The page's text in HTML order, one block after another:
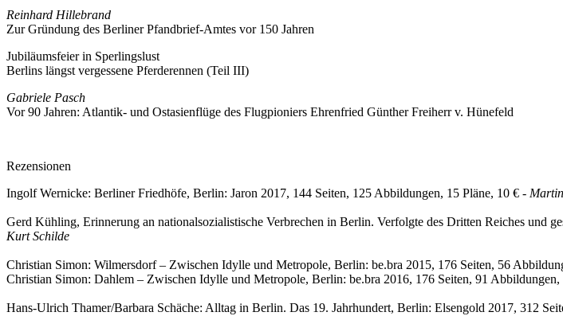
Reinhard Hillebrand
Zur Gründung des Berliner Pfandbrief-Amtes vor 150 Jahren
Jubiläumsfeier in Sperlingslust
Berlins längst vergessene Pferderennen (Teil III)
Gabriele Pasch
Vor 90 Jahren: Atlantik- und Ostasienflüge des Flugpioniers Ehrenfried Günther Freiherr v. Hünefeld
Rezensionen
Ingolf Wernicke: Berliner Friedhöfe, Berlin: Jaron 2017, 144 Seiten, 125 Abbildungen, 15 Pläne, 10 € -
Gerd Kühling, Erinnerung an nationalsozialistische Verbrechen in Berlin. Verfolgte des Dritten Reiches und
Kurt Schilde
Christian Simon: Wilmersdorf – Zwischen Idylle und Metropole, Berlin: be.bra 2015, 176 Seiten, 56
Christian Simon: Dahlem – Zwischen Idylle und Metropole, Berlin: be.bra 2016, 176 Seiten, 91 Abbildungen,
Hans-Ulrich Thamer/Barbara Schäche: Alltag in Berlin. Das 19. Jahrhundert, Berlin: Elsengold 2017, 312